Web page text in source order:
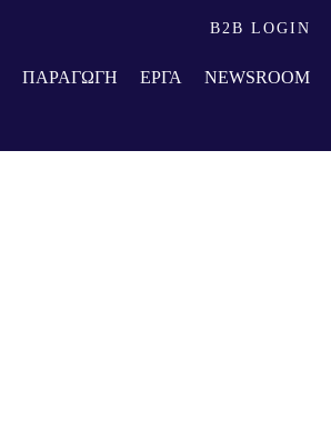
B2B LOGIN
ΠΑΡΑΓΩΓΗ ΕΡΓΑ NEWSROOM